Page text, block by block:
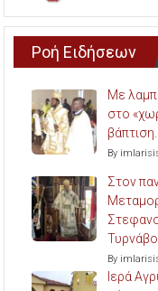
Ροή Ειδήσεων
Με
στο
βάπτιση.
By
Στον
By
Ιερά